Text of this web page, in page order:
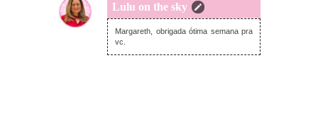
Lulu on the sky
segunda-feira, fevereiro 18, 2013
Margareth, obrigada ótima semana pra
vc.